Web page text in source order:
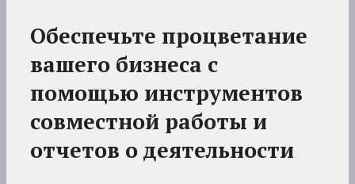
Обеспечьте процветание
вашего бизнеса с
помощью инструментов
совместной работы и
отчетов о деятельности